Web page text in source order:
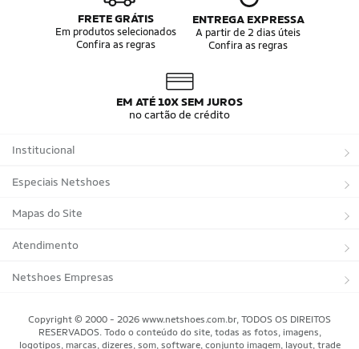
FRETE GRÁTIS
Em produtos selecionados
Confira as regras
ENTREGA EXPRESSA
A partir de 2 dias úteis
Confira as regras
EM ATÉ 10X SEM JUROS
no cartão de crédito
Institucional
Sobre a Netshoes
Política de Privacidade
Programa de Afiliados
Regulamentos
Programa de Integridade
Especiais Netshoes
Suplementos
Corrida
Bicicletas
Mapas do Site
Marcas
Tipos de Produtos
Atendimento
Trocas e devoluções
Minha Conta
Netshoes Empresas
Copyright © 2000 - 2026 www.netshoes.com.br, TODOS OS DIREITOS
RESERVADOS. Todo o conteúdo do site, todas as fotos, imagens,
logotipos, marcas, dizeres, som, software, conjunto imagem, layout, trade